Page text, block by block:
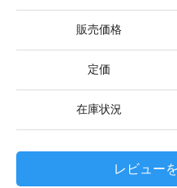
販売価格
定価
在庫状況
レビュー